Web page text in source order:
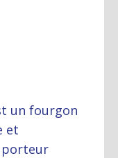
un fourgon
et
porteur